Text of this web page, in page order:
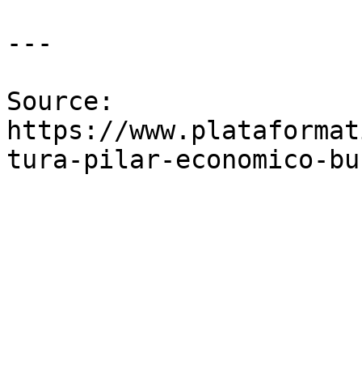
---
Source:
https://